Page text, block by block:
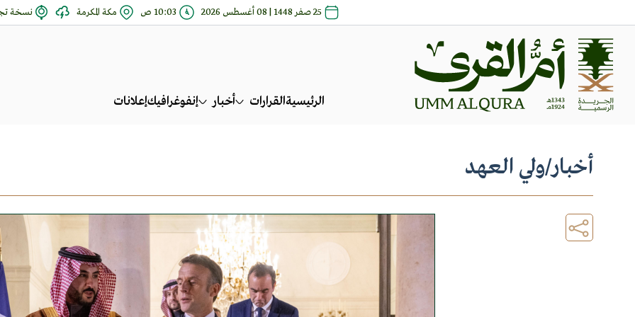
25 صفر 1448 | 08 أغسطس 2026 10:03 ص مكة المكرمة نسخة
الرئيسيةالقرارات أخبار إنفوغرافيكإعلانات
أخبار/ولي العهد